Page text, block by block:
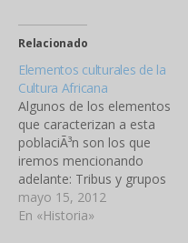
Relacionado
Elementos culturales de la
Cultura Africana
Algunos de los elementos
que caracterizan a esta
poblaciÃ³n son los que
iremos mencionando
adelante: Tribus y grupos
Ã©tnicos: Ãfrica es hogar
de innumerables tribus,
mayo 15, 2012
En «Historia»